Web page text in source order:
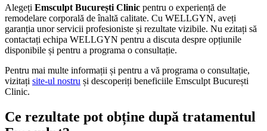
Alegeți Emsculpt București Clinic pentru o experiență de
remodelare corporală de înaltă calitate. Cu WELLGYN, aveți
garanția unor servicii profesioniste și rezultate vizibile. Nu ezitați să
contactați echipa WELLGYN pentru a discuta despre opțiunile
disponibile și pentru a programa o consultație.
Pentru mai multe informații și pentru a vă programa o consultație,
vizitați site-ul nostru și descoperiți beneficiile Emsculpt București
Clinic.
Ce rezultate pot obține după tratamentul